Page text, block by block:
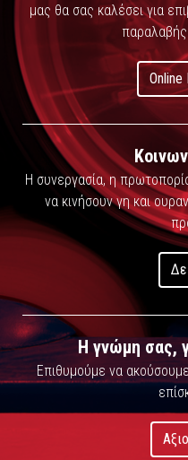
μας θα σας καλέσει για
Η συνεργασία, η
να κινήσουν γη και
Η γνώμη σας,
Επιθυμούμε να